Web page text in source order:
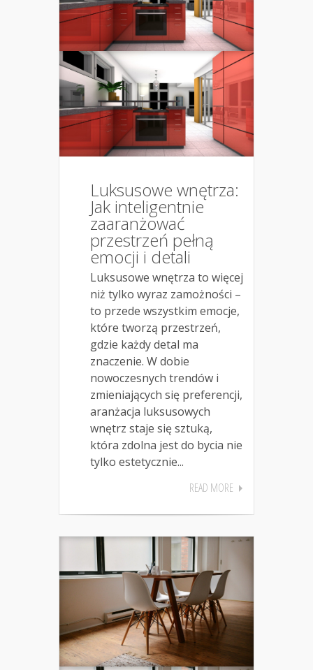
Luksusowe wnętrza:
Jak inteligentnie
zaaranżować
przestrzeń pełną
emocji i detali
Luksusowe wnętrza to więcej
niż tylko wyraz zamożności –
to przede wszystkim emocje,
które tworzą przestrzeń,
gdzie każdy detal ma
znaczenie. W dobie
nowoczesnych trendów i
zmieniających się preferencji,
aranżacja luksusowych
wnętrz staje się sztuką,
która zdolna jest do bycia nie
tylko estetycznie...
READ MORE